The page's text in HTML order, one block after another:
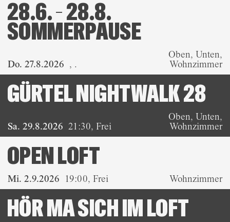
Do. 27.8.2026 , .
28.6. – 28.8.
SOMMERPAUSE
Oben, Unten,
Wohnzimmer
Sa. 29.8.2026 21:30,Frei
GÜRTEL NIGHTWALK 28
Oben, Unten,
Wohnzimmer
Mi. 2.9.2026 19:00,Frei
OPEN LOFT
Wohnzimmer
HÖR MA SICH IM LOFT